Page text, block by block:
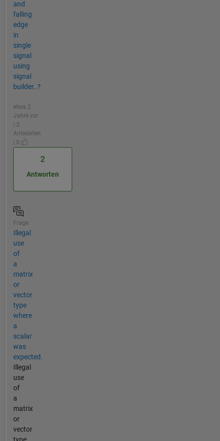
and
falling
edge
in
single
signal
using
signal
builder..?
etwa 2
Jahre vor
| 2
Antworten
| 0
2
Antworten
Frage
Illegal
use
of
a
matrix
or
vector
type
where
a
scalar
was
expected.
Illegal
use
of
a
matrix
or
vector
type